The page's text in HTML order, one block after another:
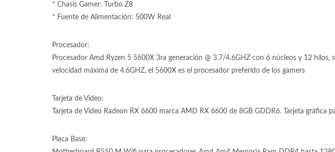
* Chasis Gamer: Turbo Z8
* Fuente de Alimentación: 500W Real
Procesador:
Procesador Amd Ryzen 5 5600X 3ra generación @ 3.7/4.6GHZ con 6 núcleos y 12
velocidad máxima de 4.6GHZ, el 5600X es el procesador preferido de los gamers
Tarjeta de Video:
Tarjeta de Video Radeon RX 6600 marca AMD RX 6600 de 8GB GDDR6. Tarjeta gráfica
Placa Base: